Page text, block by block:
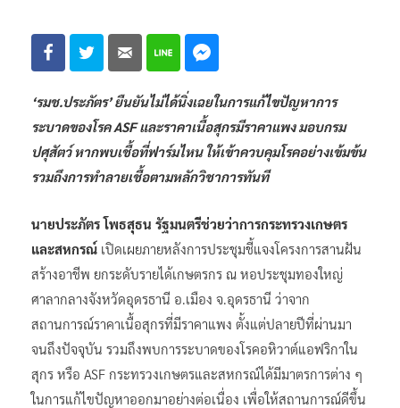
‘รมช.ประภัตร’ ยืนยันไม่ได้นิ่งเฉยในการแก้ไขปัญหาการ
ระบาดของโรค ASF และราคาเนื้อสุกรมีราคาแพง มอบกรม
ปศุสัตว์ หากพบเชื้อที่ฟาร์มไหน ให้เข้าควบคุมโรคอย่างเข้มข้น
รวมถึงการทำลายเชื้อตามหลักวิชาการทันที
นายประภัตร โพธสุธน รัฐมนตรีช่วยว่าการกระทรวงเกษตร
และสหกรณ์ เปิดเผยภายหลังการประชุมชี้แจงโครงการสานฝัน
สร้างอาชีพ ยกระดับรายได้เกษตรกร ณ หอประชุมทองใหญ่
ศาลากลางจังหวัดอุดรธานี อ.เมือง จ.อุดรธานี ว่าจาก
สถานการณ์ราคาเนื้อสุกรที่มีราคาแพง ตั้งแต่ปลายปีที่ผ่านมา
จนถึงปัจจุบัน รวมถึงพบการระบาดของโรคอหิวาต์แอฟริกาใน
สุกร หรือ ASF กระทรวงเกษตรและสหกรณ์ได้มีมาตรการต่าง ๆ
ในการแก้ไขปัญหาออกมาอย่างต่อเนื่อง เพื่อให้สถานการณ์ดีขึ้น